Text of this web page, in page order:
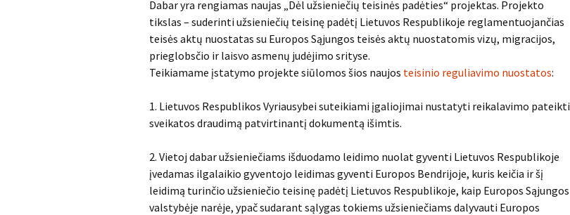
Dabar yra rengiamas naujas „Dėl užsieniečių teisinės padėties“ projektas. Projekto
tikslas – suderinti užsieniečių teisinę padėtį Lietuvos Respublikoje reglamentuojančias
teisės aktų nuostatas su Europos Sąjungos teisės aktų nuostatomis vizų, migracijos,
prieglobsčio ir laisvo asmenų judėjimo srityse.
Teikiamame įstatymo projekte siūlomos šios naujos teisinio reguliavimo nuostatos:
1. Lietuvos Respublikos Vyriausybei suteikiami įgaliojimai nustatyti reikalavimo pateikti
sveikatos draudimą patvirtinantį dokumentą išimtis.
2. Vietoj dabar užsieniečiams išduodamo leidimo nuolat gyventi Lietuvos Respublikoje
įvedamas ilgalaikio gyventojo leidimas gyventi Europos Bendrijoje, kuris keičia ir šį
leidimą turinčio užsieniečio teisinę padėtį Lietuvos Respublikoje, kaip Europos Sąjungos
valstybėje narėje, ypač sudarant sąlygas tokiems užsieniečiams dalyvauti Europos